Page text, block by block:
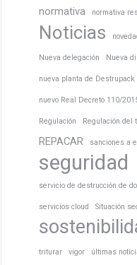
normativa normativa
Noticias
Nueva delegación Nueva
nueva planta de Destrupack
nuevo Real Decreto 110/
Regulación Regulación del
REPACAR sanciones a
seguridad
servicio de destrucción de
servicios cloud Situación
triturar vigor últimas